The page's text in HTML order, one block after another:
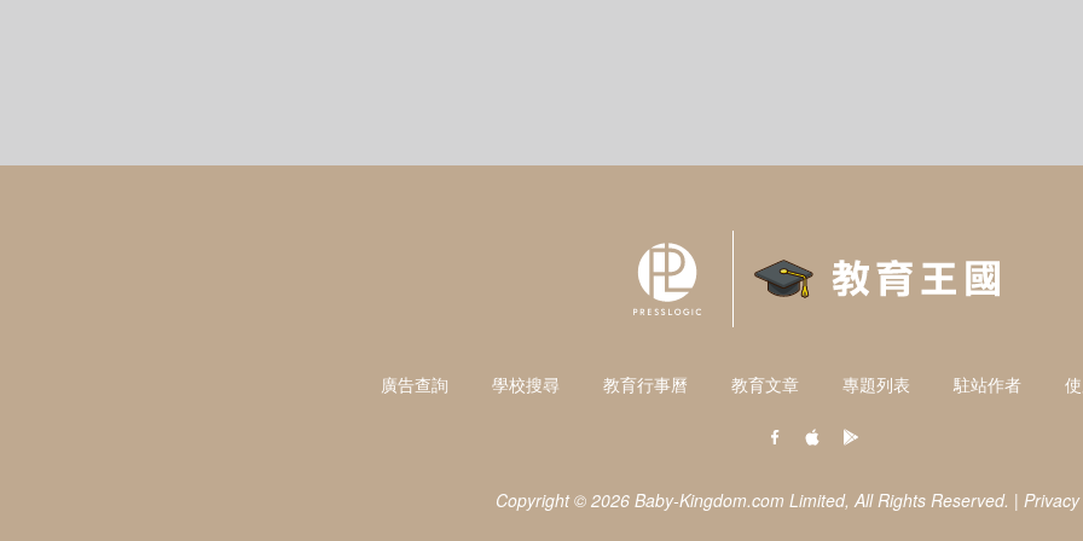
廣告查詢 學校搜尋 教育行事曆 教育文章 專題列表 駐站作者
Copyright © 2026 Baby-Kingdom.com Limited, All Rights Reserved. |